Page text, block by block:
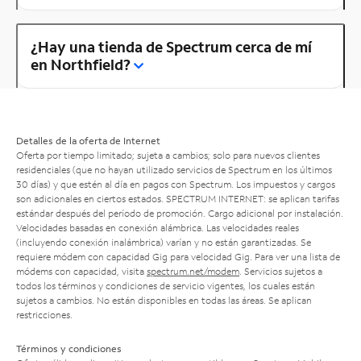
¿Hay una tienda de Spectrum cerca de mí
en Northfield?
Detalles de la oferta de Internet
Oferta por tiempo limitado; sujeta a cambios; solo para nuevos clientes
residenciales (que no hayan utilizado servicios de Spectrum en los últimos
30 días) y que estén al día en pagos con Spectrum. Los impuestos y cargos
son adicionales en ciertos estados. SPECTRUM INTERNET: se aplican tarifas
estándar después del período de promoción. Cargo adicional por instalación.
Velocidades basadas en conexión alámbrica. Las velocidades reales
(incluyendo conexión inalámbrica) varían y no están garantizadas. Se
requiere módem con capacidad Gig para velocidad Gig. Para ver una lista de
módems con capacidad, visita spectrum.net/modem . Servicios sujetos a
todos los términos y condiciones de servicio vigentes, los cuales están
sujetos a cambios. No están disponibles en todas las áreas. Se aplican
restricciones.
Términos y condiciones